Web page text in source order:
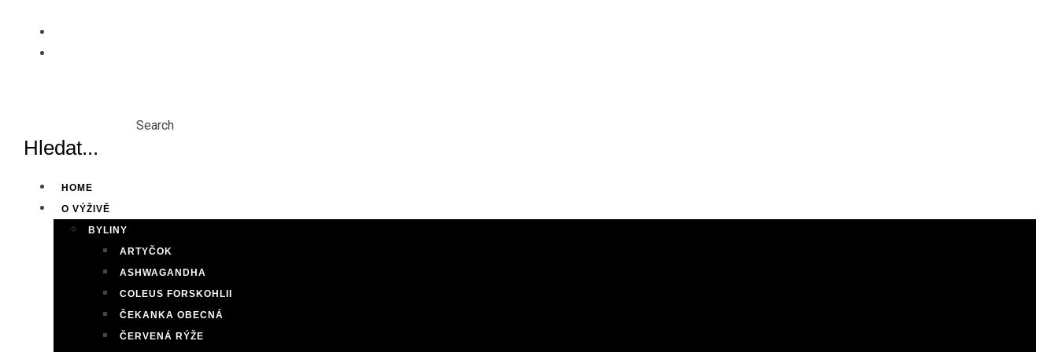
content
Search
HOME
O VÝŽIVĚ
BYLINY
ARTYČOK
ASHWAGANDHA
COLEUS FORSKOHLII
ČEKANKA OBECNÁ
ČERVENÁ RÝŽE